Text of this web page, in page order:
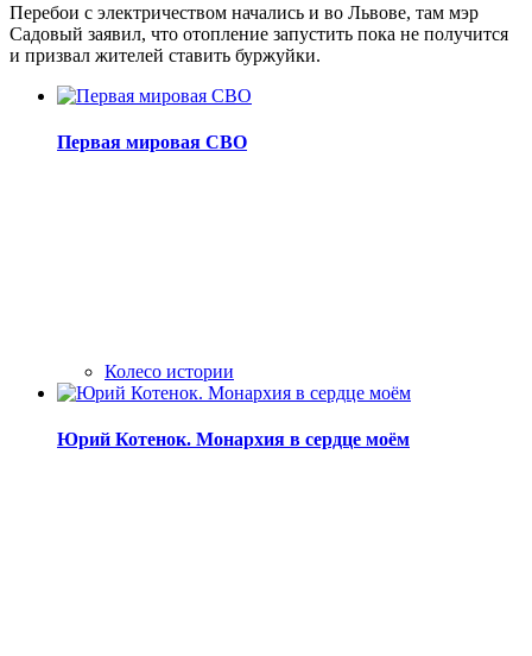
Перебои с электричеством начались и во Львове, там мэр
Садовый заявил, что отопление запустить пока не получится
и призвал жителей ставить буржуйки.
Первая мировая СВО
Колесо истории
Юрий Котенок. Монархия в сердце моём